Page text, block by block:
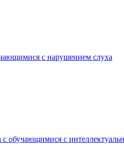
с нарушением слуха
с обучающимися с